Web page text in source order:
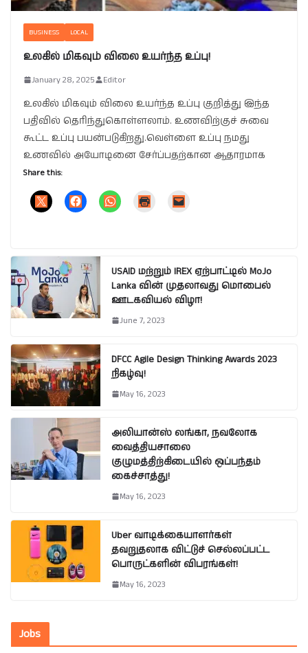
BUSINESS LOCAL
உலகில் மிகவும் விலை உயர்ந்த உப்பு!
January 28, 2025 Editor
உலகில் மிகவும் விலை உயர்ந்த உப்பு குறித்து இந்த
பதிவில் தெரிந்துகொள்ளலாம். உணவிற்குச் சுவை
கூட்ட உப்பு பயன்படுகிறது.வெள்ளை உப்பு நமது
உணவில் அயோடினை சேர்ப்பதற்கான ஆதாரமாக
Share this:
USAID மற்றும் IREX ஏற்பாட்டில் MoJo
Lanka வின் முதலாவது மொபைல்
ஊடகவியல் விழா!
June 7, 2023
DFCC Agile Design Thinking Awards 2023
நிகழ்வு!
May 16, 2023
அலியான்ஸ் லங்கா, நவலோக
வைத்தியசாலை
குழுமத்திற்கிடையில் ஒப்பந்தம்
கைச்சாத்து!
May 16, 2023
Uber வாடிக்கையாளர்கள்
தவறுதலாக விட்டுச் செல்லப்பட்ட
பொருட்களின் விபரங்கள்!
May 16, 2023
Jobs